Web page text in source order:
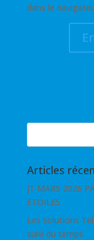
dans le
Articles
JT MARS 2026
ÉTOILES
Les solutions
suivi du temps